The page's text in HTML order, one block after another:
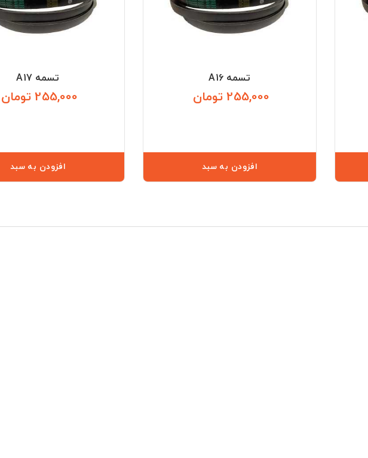
تسمه A16
255,000 تومان
افزودن به سبد
تسمه A17
255,000 تومان
افزودن به سبد